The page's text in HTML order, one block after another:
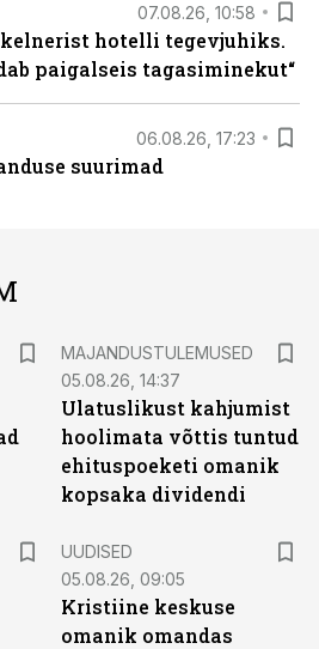
07.08.26, 10:58
hotelli tegevjuhiks.
paigalseis tagasiminekut“
06.08.26, 17:23
suurimad
MAJANDUSTULEMUSED
05.08.26, 14:37
Ulatuslikust kahjumist
hoolimata võttis tuntud
ehituspoeketi omanik
kopsaka dividendi
UUDISED
05.08.26, 09:05
Kristiine keskuse
omanik omandas